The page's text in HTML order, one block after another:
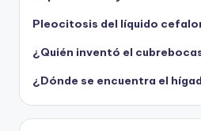
Pleocitosis del líquido
¿Quién inventó el
¿Dónde se encuentra el